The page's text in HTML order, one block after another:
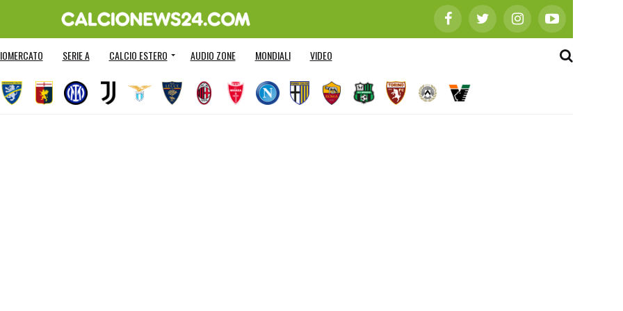
SERIE A CALCIO ESTERO AUDIO ZONE MONDIALI VIDEO